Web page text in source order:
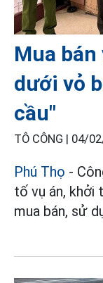
Mua
dưới vỏ
cầu"
TÔ CÔNG | 04/
Phú Thọ -
tố vụ án, khởi
mua bán, sử